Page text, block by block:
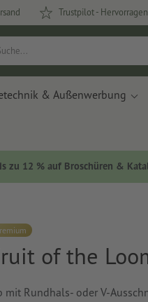
Trustpilot -
& Außenwerbung
zu 12 % auf Broschüren &
of the
mit Rundhals- oder V-